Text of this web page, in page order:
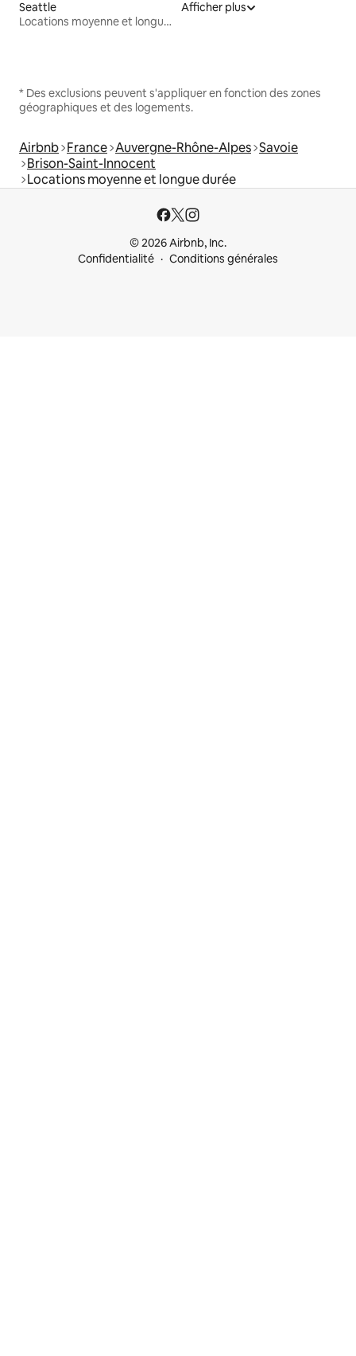
Seattle
Locations moyenne et longue durée
Afficher plus
* Des exclusions peuvent s'appliquer en fonction des zones
géographiques et des logements.
Airbnb France Auvergne-Rhône-Alpes Savoie
Brison-Saint-Innocent
Locations moyenne et longue durée
© 2026 Airbnb, Inc.
Confidentialité
Conditions générales